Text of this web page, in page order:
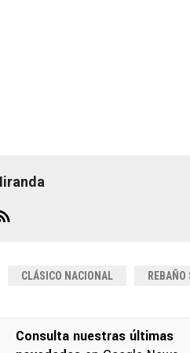
CLÁSICO NACIONAL REBAÑO
Consulta nuestras últimas